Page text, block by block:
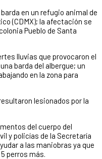
en un refugio animal de
(CDMX); la afectación se
Pueblo de Santa
lluvias que provocaron el
barda del albergue; un
en la zona para
lesionados por la
del cuerpo del
y policías de la Secretaría
a las maniobras ya que
perros más.